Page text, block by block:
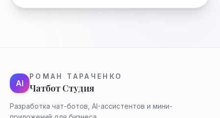
AI
РОМАН ТАРАЧЕНКО
Чатбот Студия
Разработка чат-ботов, AI-ассистентов и мини-